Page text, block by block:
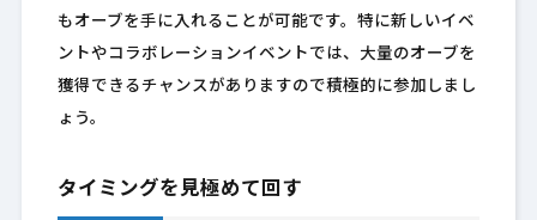
もオーブを手に入れることが可能です。特に新しいイベ
ントやコラボレーションイベントでは、大量のオーブを
獲得できるチャンスがありますので積極的に参加しまし
ょう。
タイミングを見極めて回す